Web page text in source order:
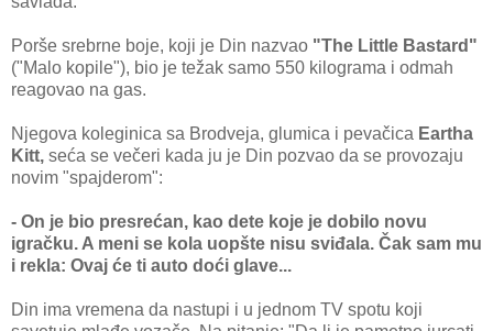
Porše srebrne boje, koji je Din nazvao "The Little Bastard"
("Malo kopile"), bio je težak samo 550 kilograma i odmah
reagovao na gas.
Njegova koleginica sa Brodveja, glumica i pevačica Eartha
Kitt, seća se večeri kada ju je Din pozvao da se provozaju
novim "spajderom":
- On je bio presrećan, kao dete koje je dobilo novu
igračku. A meni se kola uopšte nisu sviđala. Čak sam mu
i rekla: Ovaj će ti auto doći glave...
Din ima vremena da nastupi i u jednom TV spotu koji